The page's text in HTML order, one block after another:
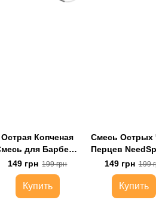
Острая Копченая
для Барбекю
NeedSpice™
149 грн 199 грн
Купить
Смесь Острых
Перцев
149 грн 199
Купить